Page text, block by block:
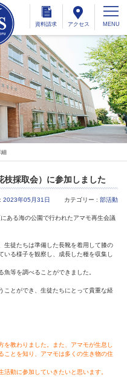
資料請求 アクセス
細
枝採取会）に参加しました
2023年05月31日 カテゴリー : 部活動
ある海の公園で行われたアマモ再生会議
徒たちは準備した長靴を着用して膝の
いる様子を観察し、成長した種を収集し
等を調べることができました。
とができ、生徒たちにとって貴重な経
教わりました。
また、アマモが生息し
ことを知り、アマモは多くの生き物の住
動に参加していきたいと思います。